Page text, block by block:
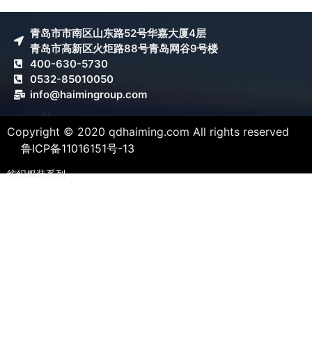
青岛市市南区山东路52号华嘉大厦4层
青岛市高新区火炬路88号青岛网谷9号楼
400-630-5730
0532-85010050
info@haimingroup.com
Copyright © 2020 qdhaiming.com All rights reserved
鲁ICP备11016151号-13
纺织服装系列